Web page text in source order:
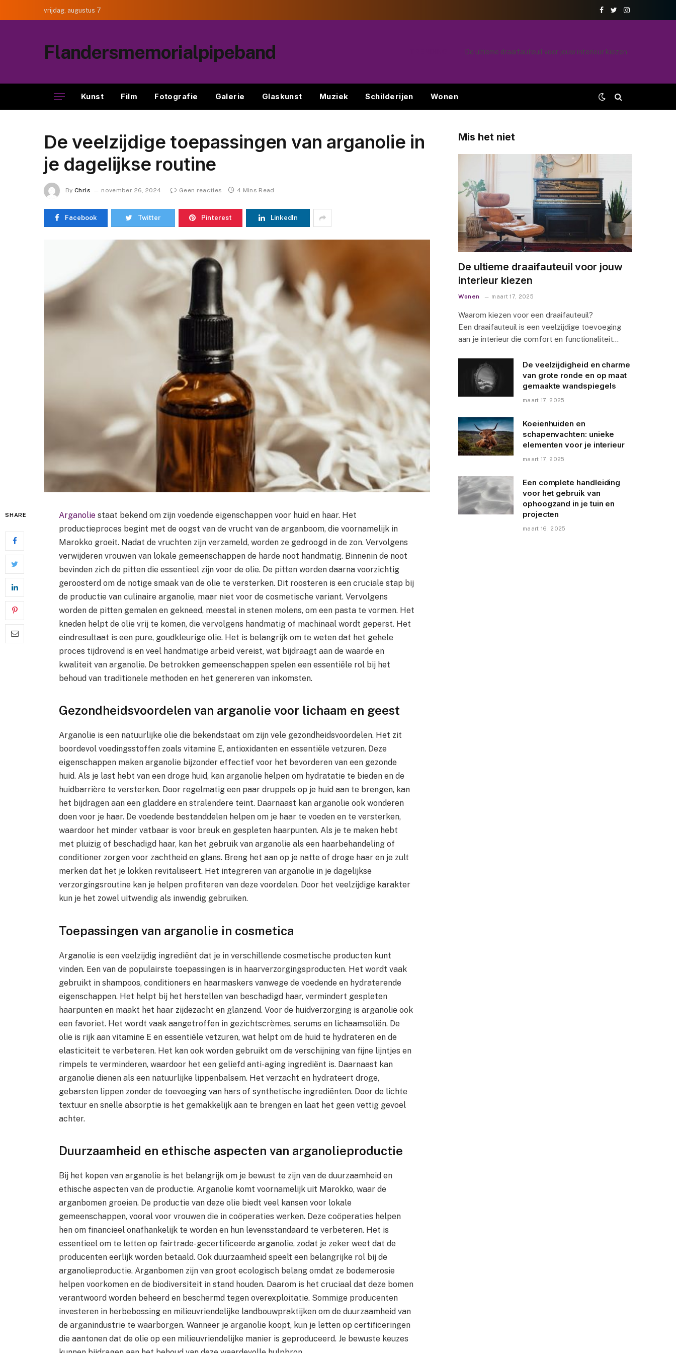
vrijdag, augustus 7
Facebook
TwitterInstagram
Flandersmemorialpipeband De ultieme draaifauteuil voor jouw interieur kiezen
Kunst Film Fotografie Galerie Glaskunst Muziek Schilderijen Wonen
De veelzijdige toepassingen van arganolie in
je dagelijkse routine
By Chris november 26, 2024 Geen reacties 4 Mins Read
Facebook Twitter Pinterest LinkedIn
SHARE Arganolie staat bekend om zijn voedende eigenschappen voor huid en haar. Het
productieproces begint met de oogst van de vrucht van de arganboom, die voornamelijk in
Marokko groeit. Nadat de vruchten zijn verzameld, worden ze gedroogd in de zon. Vervolgens
verwijderen vrouwen van lokale gemeenschappen de harde noot handmatig. Binnenin de noot
bevinden zich de pitten die essentieel zijn voor de olie. De pitten worden daarna voorzichtig
geroosterd om de notige smaak van de olie te versterken. Dit roosteren is een cruciale stap bij
de productie van culinaire arganolie, maar niet voor de cosmetische variant. Vervolgens
worden de pitten gemalen en gekneed, meestal in stenen molens, om een pasta te vormen. Het
kneden helpt de olie vrij te komen, die vervolgens handmatig of machinaal wordt geperst. Het
eindresultaat is een pure, goudkleurige olie. Het is belangrijk om te weten dat het gehele
proces tijdrovend is en veel handmatige arbeid vereist, wat bijdraagt aan de waarde en
kwaliteit van arganolie. De betrokken gemeenschappen spelen een essentiële rol bij het
behoud van traditionele methoden en het genereren van inkomsten.
Gezondheidsvoordelen van arganolie voor lichaam en geest
Arganolie is een natuurlijke olie die bekendstaat om zijn vele gezondheidsvoordelen. Het zit
boordevol voedingsstoffen zoals vitamine E, antioxidanten en essentiële vetzuren. Deze
eigenschappen maken arganolie bijzonder effectief voor het bevorderen van een gezonde
huid. Als je last hebt van een droge huid, kan arganolie helpen om hydratatie te bieden en de
huidbarrière te versterken. Door regelmatig een paar druppels op je huid aan te brengen, kan
het bijdragen aan een gladdere en stralendere teint. Daarnaast kan arganolie ook wonderen
doen voor je haar. De voedende bestanddelen helpen om je haar te voeden en te versterken,
waardoor het minder vatbaar is voor breuk en gespleten haarpunten. Als je te maken hebt
met pluizig of beschadigd haar, kan het gebruik van arganolie als een haarbehandeling of
conditioner zorgen voor zachtheid en glans. Breng het aan op je natte of droge haar en je zult
merken dat het je lokken revitaliseert. Het integreren van arganolie in je dagelijkse
verzorgingsroutine kan je helpen profiteren van deze voordelen. Door het veelzijdige karakter
kun je het zowel uitwendig als inwendig gebruiken.
Toepassingen van arganolie in cosmetica
Arganolie is een veelzijdig ingrediënt dat je in verschillende cosmetische producten kunt
vinden. Een van de populairste toepassingen is in haarverzorgingsproducten. Het wordt vaak
gebruikt in shampoos, conditioners en haarmaskers vanwege de voedende en hydraterende
eigenschappen. Het helpt bij het herstellen van beschadigd haar, vermindert gespleten
haarpunten en maakt het haar zijdezacht en glanzend. Voor de huidverzorging is arganolie ook
een favoriet. Het wordt vaak aangetroffen in gezichtscrèmes, serums en lichaamsoliën. De
olie is rijk aan vitamine E en essentiële vetzuren, wat helpt om de huid te hydrateren en de
elasticiteit te verbeteren. Het kan ook worden gebruikt om de verschijning van fijne lijntjes en
rimpels te verminderen, waardoor het een geliefd anti-aging ingrediënt is. Daarnaast kan
arganolie dienen als een natuurlijke lippenbalsem. Het verzacht en hydrateert droge,
gebarsten lippen zonder de toevoeging van hars of synthetische ingrediënten. Door de lichte
textuur en snelle absorptie is het gemakkelijk aan te brengen en laat het geen vettig gevoel
achter.
Duurzaamheid en ethische aspecten van arganolieproductie
Bij het kopen van arganolie is het belangrijk om je bewust te zijn van de duurzaamheid en
ethische aspecten van de productie. Arganolie komt voornamelijk uit Marokko, waar de
arganbomen groeien. De productie van deze olie biedt veel kansen voor lokale
gemeenschappen, vooral voor vrouwen die in coöperaties werken. Deze coöperaties helpen
hen om financieel onafhankelijk te worden en hun levensstandaard te verbeteren. Het is
essentieel om te letten op fairtrade-gecertificeerde arganolie, zodat je zeker weet dat de
producenten eerlijk worden betaald. Ook duurzaamheid speelt een belangrijke rol bij de
arganolieproductie. Arganbomen zijn van groot ecologisch belang omdat ze bodemerosie
helpen voorkomen en de biodiversiteit in stand houden. Daarom is het cruciaal dat deze bomen
verantwoord worden beheerd en beschermd tegen overexploitatie. Sommige producenten
investeren in herbebossing en milieuvriendelijke landbouwpraktijken om de duurzaamheid van
de arganindustrie te waarborgen. Wanneer je arganolie koopt, kun je letten op certificeringen
die aantonen dat de olie op een milieuvriendelijke manier is geproduceerd. Je bewuste keuzes
Mis het niet
De ultieme draaifauteuil voor jouw
interieur kiezen
Wonen maart 17, 2025
Waarom kiezen voor een draaifauteuil?
Een draaifauteuil is een veelzijdige toevoeging
aan je interieur die comfort en functionaliteit…
De veelzijdigheid en charme
van grote ronde en op maat
gemaakte wandspiegels
maart 17, 2025
Koeienhuiden en
schapenvachten: unieke
elementen voor je interieur
maart 17, 2025
Een complete handleiding
voor het gebruik van
ophoogzand in je tuin en
projecten
maart 16, 2025